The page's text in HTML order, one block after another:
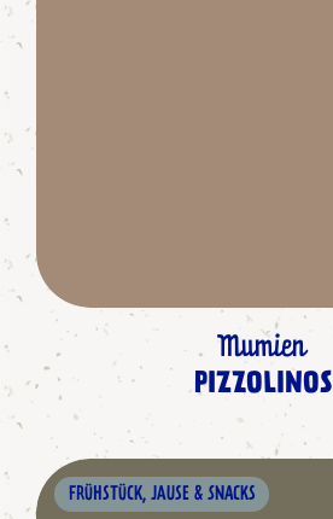
Mumien
PIZZOLINOS
FRÜHSTÜCK, JAUSE & SNACKS